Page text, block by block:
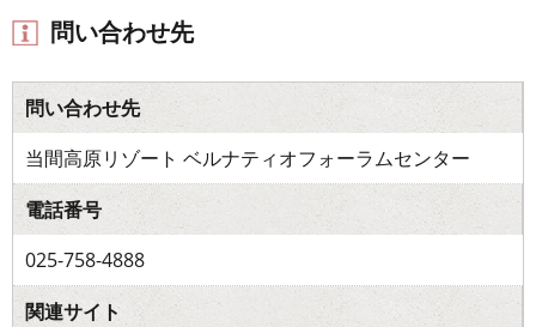
問い合わせ先
問い合わせ先
当間高原リゾート ベルナティオフォーラムセンター
電話番号
025-758-4888
関連サイト